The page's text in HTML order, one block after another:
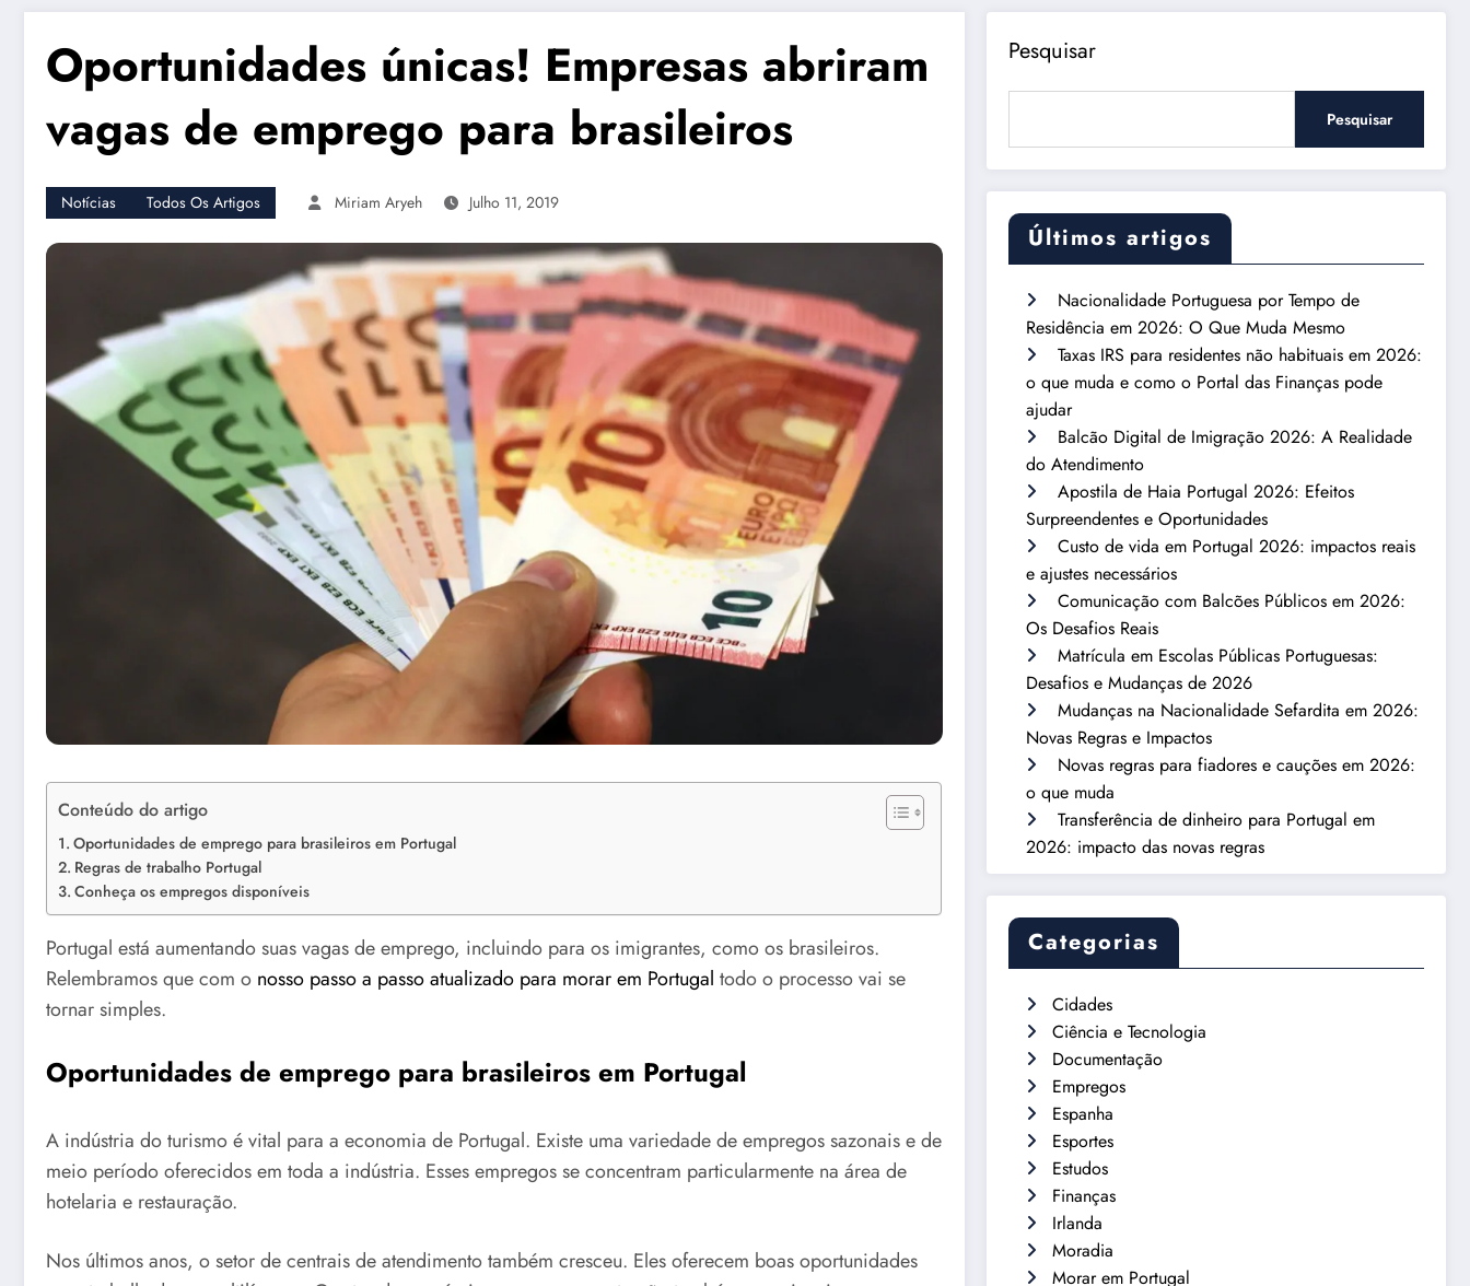
Oportunidades únicas! Empresas abriram
vagas de emprego para brasileiros
Notícias Todos Os Artigos Miriam Aryeh Julho 11, 2019
Conteúdo do artigo
Oportunidades de emprego para brasileiros em Portugal
Regras de trabalho Portugal
Conheça os empregos disponíveis
Portugal está aumentando suas vagas de emprego, incluindo para os imigrantes, como os brasileiros.
Relembramos que com o nosso passo a passo atualizado para morar em Portugal todo o processo vai se
tornar simples.
Oportunidades de emprego para brasileiros em Portugal
A indústria do turismo é vital para a economia de Portugal. Existe uma variedade de empregos sazonais e de
meio período oferecidos em toda a indústria. Esses empregos se concentram particularmente na área de
hotelaria e restauração.
Nos últimos anos, o setor de centrais de atendimento também cresceu. Eles oferecem boas oportunidades
Pesquisar
Pesquisar
Últimos artigos
Nacionalidade Portuguesa por Tempo de
Residência em 2026: O Que Muda Mesmo
Taxas IRS para residentes não habituais em 2026:
o que muda e como o Portal das Finanças pode
ajudar
Balcão Digital de Imigração 2026: A Realidade
do Atendimento
Apostila de Haia Portugal 2026: Efeitos
Surpreendentes e Oportunidades
Custo de vida em Portugal 2026: impactos reais
e ajustes necessários
Comunicação com Balcões Públicos em 2026:
Os Desafios Reais
Matrícula em Escolas Públicas Portuguesas:
Desafios e Mudanças de 2026
Mudanças na Nacionalidade Sefardita em 2026:
Novas Regras e Impactos
Novas regras para fiadores e cauções em 2026:
o que muda
Transferência de dinheiro para Portugal em
2026: impacto das novas regras
Categorias
Cidades
Ciência e Tecnologia
Documentação
Empregos
Espanha
Esportes
Estudos
Finanças
Irlanda
Moradia
Morar em Portugal